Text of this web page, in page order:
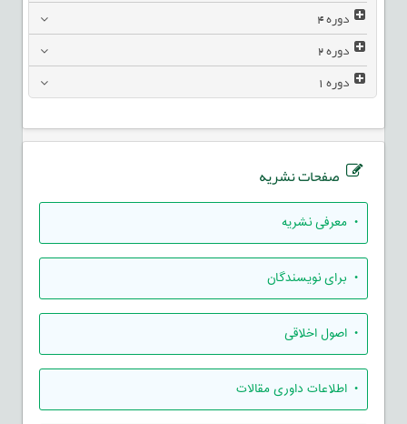
دوره4
دوره2
دوره1
صفحات نشریه
• معرفی نشریه
• برای نویسندگان
• اصول اخلاقی
• اطلاعات داوری مقالات